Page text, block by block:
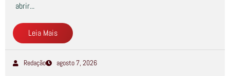
abrir...
Leia Mais
Redação agosto 7, 2026